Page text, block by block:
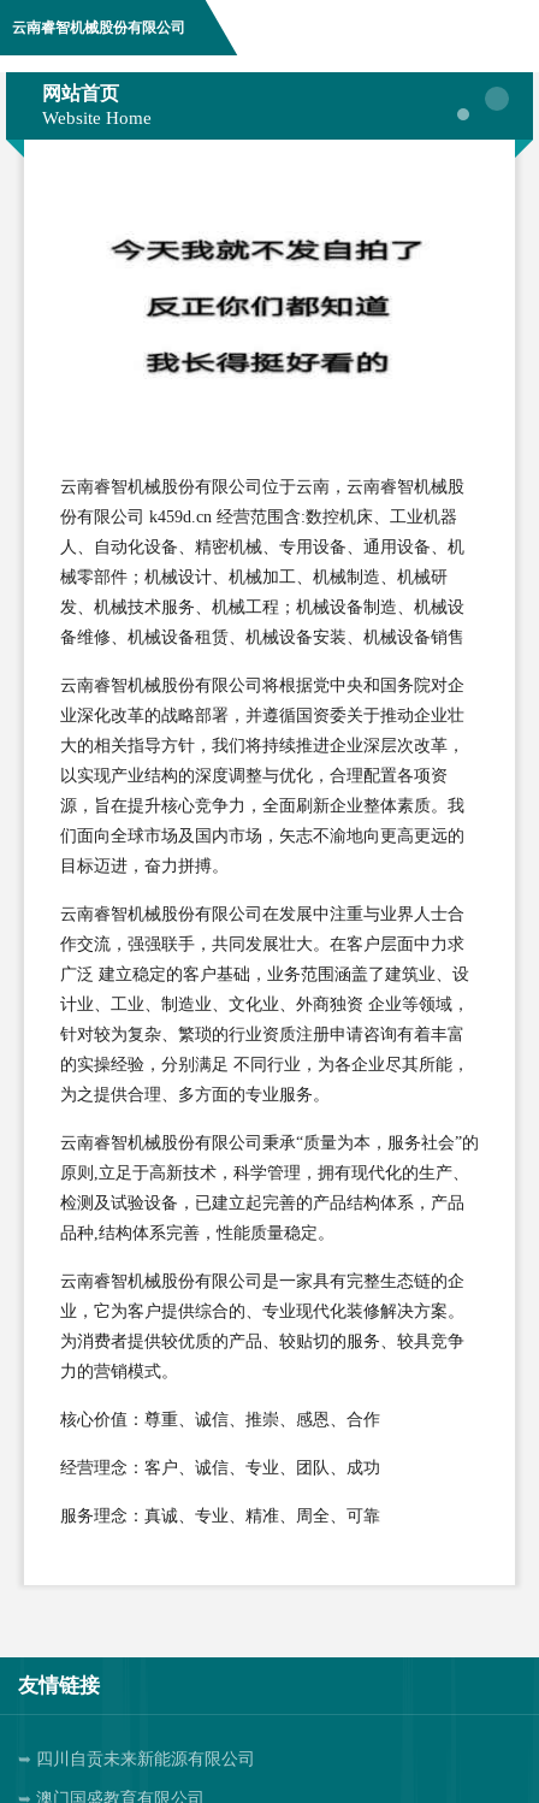
云南睿智机械股份有限公司
网站首页
Website Home
云南睿智机械股份有限公司位于云南，云南睿智机械股
份有限公司 k459d.cn 经营范围含:数控机床、工业机器
人、自动化设备、精密机械、专用设备、通用设备、机
械零部件；机械设计、机械加工、机械制造、机械研
发、机械技术服务、机械工程；机械设备制造、机械设
备维修、机械设备租赁、机械设备安装、机械设备销售
云南睿智机械股份有限公司将根据党中央和国务院对企
业深化改革的战略部署，并遵循国资委关于推动企业壮
大的相关指导方针，我们将持续推进企业深层次改革，
以实现产业结构的深度调整与优化，合理配置各项资
源，旨在提升核心竞争力，全面刷新企业整体素质。我
们面向全球市场及国内市场，矢志不渝地向更高更远的
目标迈进，奋力拼搏。
云南睿智机械股份有限公司在发展中注重与业界人士合
作交流，强强联手，共同发展壮大。在客户层面中力求
广泛 建立稳定的客户基础，业务范围涵盖了建筑业、设
计业、工业、制造业、文化业、外商独资 企业等领域，
针对较为复杂、繁琐的行业资质注册申请咨询有着丰富
的实操经验，分别满足 不同行业，为各企业尽其所能，
为之提供合理、多方面的专业服务。
云南睿智机械股份有限公司秉承“质量为本，服务社会”的
原则,立足于高新技术，科学管理，拥有现代化的生产、
检测及试验设备，已建立起完善的产品结构体系，产品
品种,结构体系完善，性能质量稳定。
云南睿智机械股份有限公司是一家具有完整生态链的企
业，它为客户提供综合的、专业现代化装修解决方案。
为消费者提供较优质的产品、较贴切的服务、较具竞争
力的营销模式。
核心价值：尊重、诚信、推崇、感恩、合作
经营理念：客户、诚信、专业、团队、成功
服务理念：真诚、专业、精准、周全、可靠
友情链接
四川自贡未来新能源有限公司
澳门国盛教育有限公司